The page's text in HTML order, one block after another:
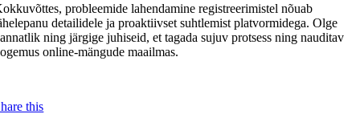
probleemide lahendamine registreerimistel nõuab
detailidele ja proaktiivset suhtlemist platvormidega. Olge
ning järgige juhiseid, et tagada sujuv protsess ning nauditav
online-mängude maailmas.
this